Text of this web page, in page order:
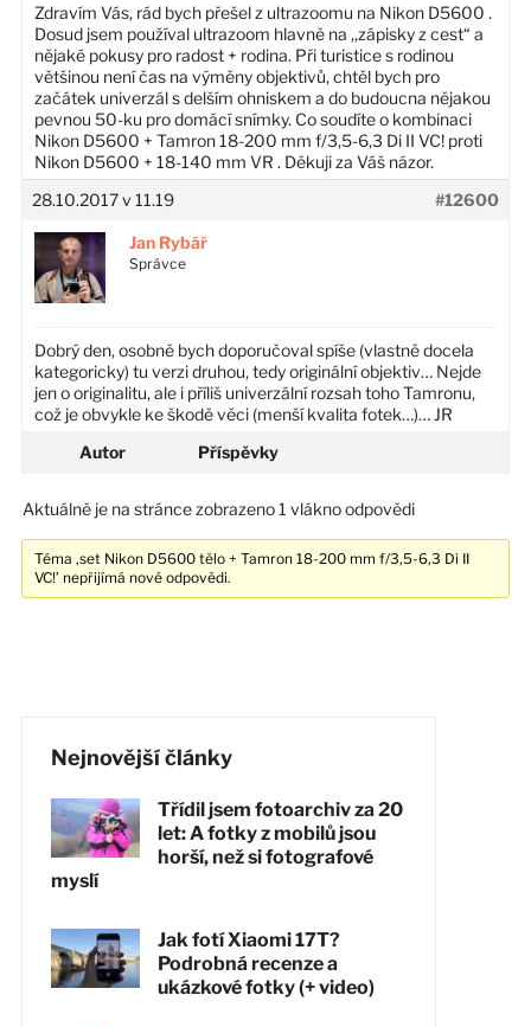
Zdravím Vás, rád bych přešel z ultrazoomu na Nikon D5600 .
Dosud jsem používal ultrazoom hlavně na ,,zápisky z cest“ a
nějaké pokusy pro radost + rodina. Při turistice s rodinou
většinou není čas na výměny objektivů, chtěl bych pro
začátek univerzál s delším ohniskem a do budoucna nějakou
pevnou 50-ku pro domácí snímky. Co soudíte o kombinaci
Nikon D5600 + Tamron 18-200 mm f/3,5-6,3 Di II VC! proti
Nikon D5600 + 18-140 mm VR . Děkuji za Váš názor.
28.10.2017 v 11.19
#12600
Jan Rybář
Správce
Dobrý den, osobně bych doporučoval spíše (vlastně docela
kategoricky) tu verzi druhou, tedy originální objektiv… Nejde
jen o originalitu, ale i příliš univerzální rozsah toho Tamronu,
což je obvykle ke škodě věci (menší kvalita fotek…)… JR
Autor
Příspěvky
Aktuálně je na stránce zobrazeno 1 vlákno odpovědi
Téma ‚set Nikon D5600 tělo + Tamron 18-200 mm f/3,5-6,3 Di II
VC!’ nepřijímá nové odpovědi.
Nejnovější články
Třídil jsem fotoarchiv za 20
let: A fotky z mobilů jsou
horší, než si fotografové
myslí
Jak fotí Xiaomi 17T?
Podrobná recenze a
ukázkové fotky (+ video)